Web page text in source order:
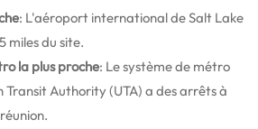
: L'aéroport international de Salt Lake
miles du site.
la plus proche: Le système de métro
Transit Authority (UTA) a des arrêts à